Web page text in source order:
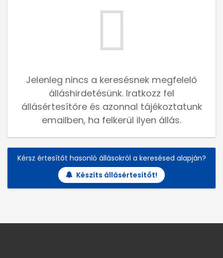
Jelenleg nincs a keresésnek megfelelő
álláshirdetésünk. Iratkozz fel
állásértesítőre és azonnal tájékoztatunk
emailben, ha felkerül ilyen állás.
Kérsz értesítőt hasonló állásokról a keresésed alapján?
Készíts állásértesítőt!